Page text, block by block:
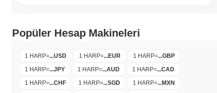
Popüler Hesap Makineleri
1 HARP=...USD 1 HARP=...EUR 1 HARP=...GBP
1 HARP=...JPY 1 HARP=...AUD 1 HARP=...CAD
1 HARP=...CHF 1 HARP=...SGD 1 HARP=...MXN